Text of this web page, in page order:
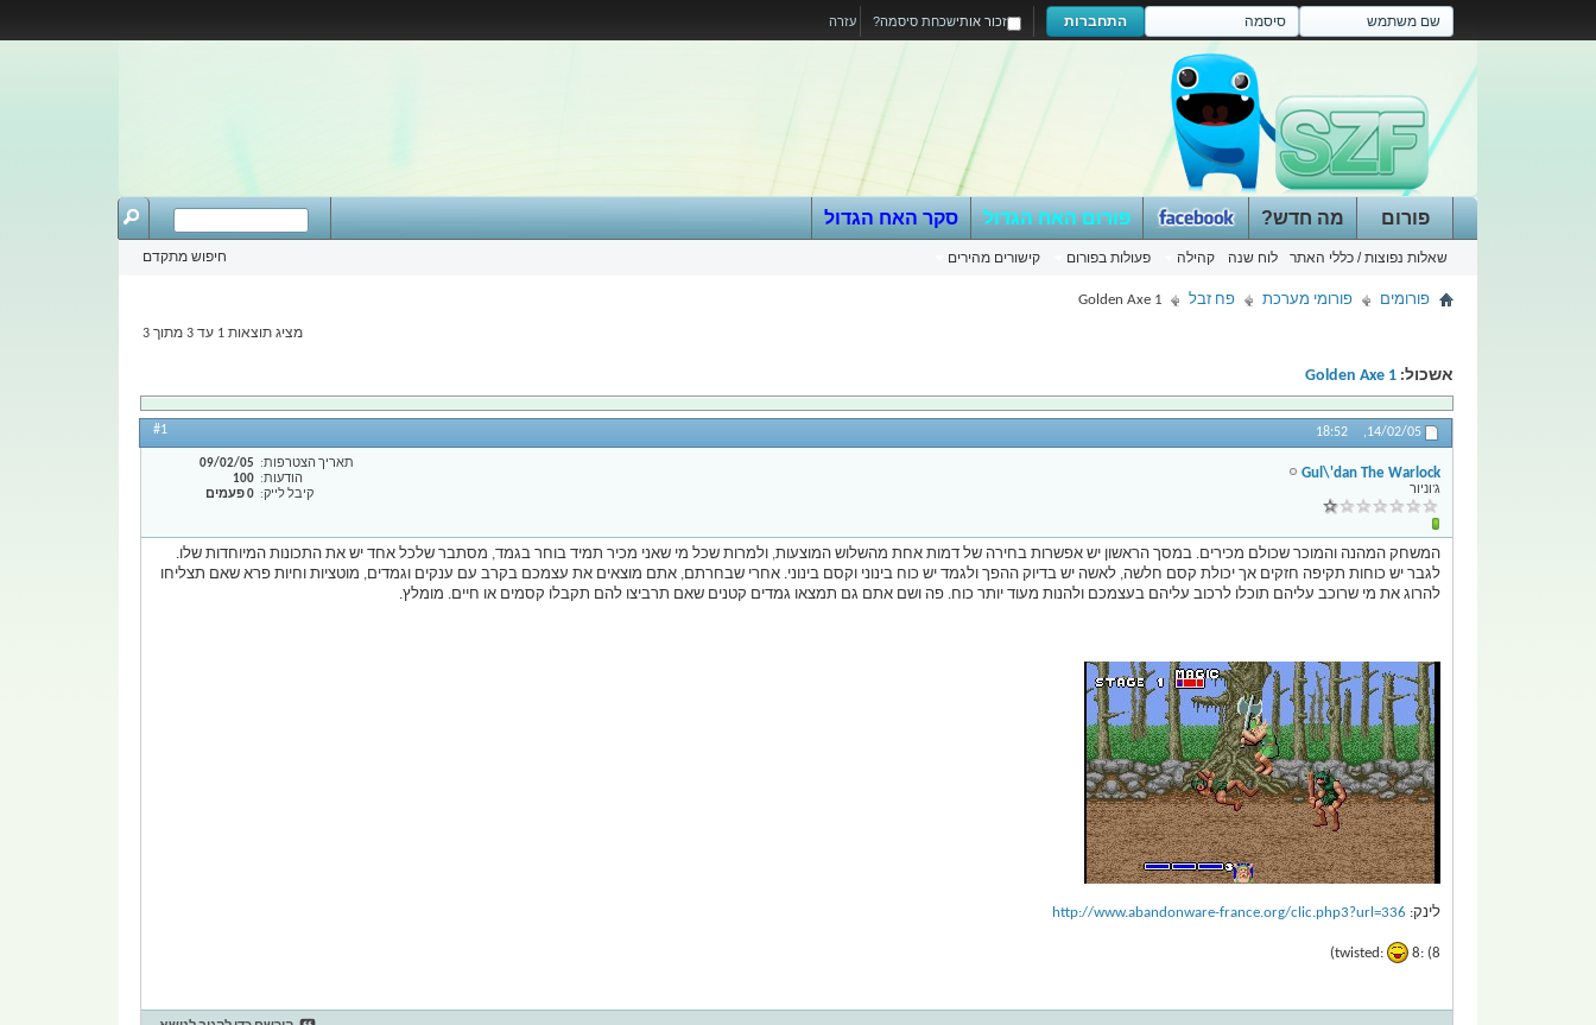
עזרה התחברות זכור אותישכחת סיסמה?
פורום
שאלות נפוצות / כללי האתר לוח שנה קהילה פעולות בפורום קישורים מהירים
מה חדש? פורום האח הגדול סקר האח הגדול
חיפוש מתקדם
פורומים פורומי מערכת פח זבל Golden Axe 1
מציג תוצאות 1 עד 3 מתוך 3
אשכול: Golden Axe 1
14/02/05,
18:52
#1
Gul\'dan The Warlock
ג'וניור
תאריך הצטרפות
09/02/05
הודעות
100
קיבל לייק
0 פעמים
המשחק המהנה והמוכר שכולם מכירים. במסך הראשון יש אפשרות בחירה של דמות אחת מהשלוש המוצעות, ולמרות שכל מי שאני מכיר תמיד בוחר בגמד, מסתבר שלכל אחד יש את התכונות המיוחדות שלו.
לגבר יש כוחות תקיפה חזקים אך יכולת קסם חלשה, לאשה יש בדיוק ההפך ולגמד יש כוח בינוני וקסם בינוני. אחרי שבחרתם, אתם מוצאים את עצמכם בקרב עם ענקים וגמדים, מוטציות וחיות פרא שאם תצליחו
להרוג את מי שרוכב עליהם תוכלו לרכוב עליהם בעצמכם ולהנות מעוד יותר כוח. פה ושם אתם גם תמצאו גמדים קטנים שאם תרביצו להם תקבלו קסמים או חיים. מומלץ.
לינק: http://www.abandonware-france.org/clic.php3?url=336
8) :twisted:
8)